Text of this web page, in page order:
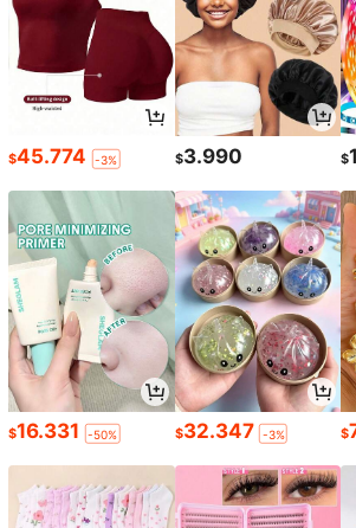
$45.774 -3% $3.990 $
$16.331 -50% $32.347 -3% $